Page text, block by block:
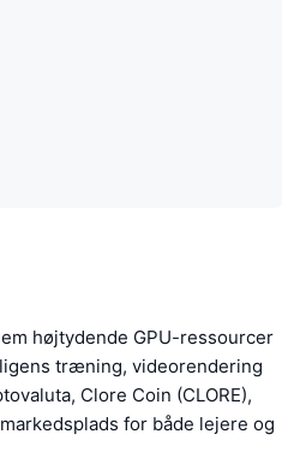
højtydende GPU-ressourcer
træning, videorendering
Clore Coin (CLORE),
for både lejere og